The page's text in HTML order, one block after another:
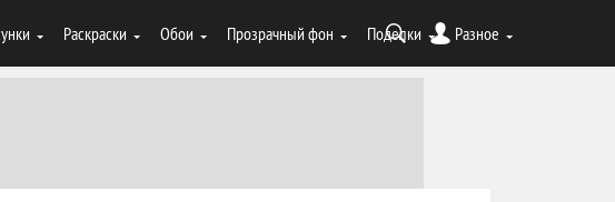
Раскраски Обои Прозрачный фон Поделки Разное